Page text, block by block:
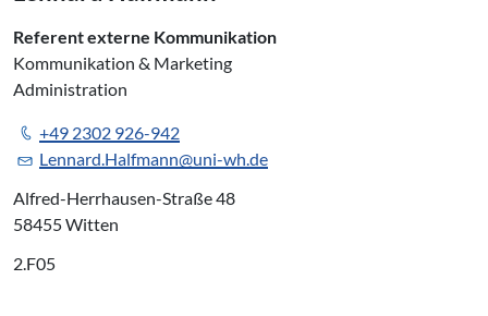
Referent externe Kommunikation
Kommunikation & Marketing
Administration
+49 2302 926-942
Lennard.Halfmann@uni-wh.de
Alfred-Herrhausen-Straße 48
58455 Witten
2.F05